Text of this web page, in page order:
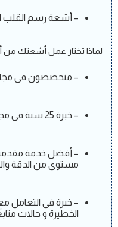
– أشعة رسم القلب
لماذا تختار عمل أشعتك من
– متخصصون فى مجال
– خبرة 25 سنة فى مجال الأشعة المنزلية المتنقلة.
– أفضل خدمة
مستوى من الدقة
– خبرة فى التعامل
الخطيرة و حالات